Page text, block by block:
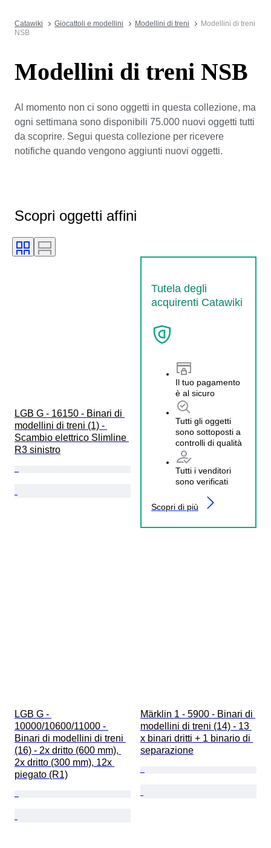
Catawiki Giocattoli e modellini Modellini di treni
Modellini di treni
NSB
Modellini di treni NSB
Al momento non ci sono oggetti in questa collezione, ma
ogni settimana sono disponibili 75.000 nuovi oggetti tutti
da scoprire. Segui questa collezione per ricevere
notifiche quando vengono aggiunti nuovi oggetti.
Scopri oggetti affini
Tutela degli
acquirenti Catawiki
Il tuo pagamento
è al sicuro
Tutti gli oggetti
sono sottoposti a
controlli di qualità
Tutti i venditori
sono verificati
Scopri di più
LGB G - 16150 - Binari di
modellini di treni (1) -
Scambio elettrico Slimline
R3 sinistro
LGB G -
10000/10600/11000 -
Binari di modellini di treni
(16) - 2x dritto (600 mm),
2x dritto (300 mm), 12x
piegato (R1)
Märklin 1 - 5900 - Binari di
modellini di treni (14) - 13
x binari dritti + 1 binario di
separazione